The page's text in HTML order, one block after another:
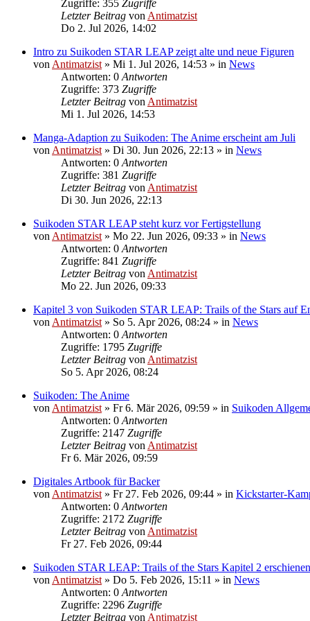
Zugriffe: 355 Zugriffe
Letzter Beitrag von Antimatzist
Do 2. Jul 2026, 14:02
Intro zu Suikoden STAR LEAP zeigt alte und neue Figuren
von Antimatzist » Mi 1. Jul 2026, 14:53 » in News
Antworten: 0 Antworten
Zugriffe: 373 Zugriffe
Letzter Beitrag von Antimatzist
Mi 1. Jul 2026, 14:53
Manga-Adaption zu Suikoden: The Anime erscheint am Juli
von Antimatzist » Di 30. Jun 2026, 22:13 » in News
Antworten: 0 Antworten
Zugriffe: 381 Zugriffe
Letzter Beitrag von Antimatzist
Di 30. Jun 2026, 22:13
Suikoden STAR LEAP steht kurz vor Fertigstellung
von Antimatzist » Mo 22. Jun 2026, 09:33 » in News
Antworten: 0 Antworten
Zugriffe: 841 Zugriffe
Letzter Beitrag von Antimatzist
Mo 22. Jun 2026, 09:33
Kapitel 3 von Suikoden STAR LEAP: Trails of the Stars auf
von Antimatzist » So 5. Apr 2026, 08:24 » in News
Antworten: 0 Antworten
Zugriffe: 1795 Zugriffe
Letzter Beitrag von Antimatzist
So 5. Apr 2026, 08:24
Suikoden: The Anime
von Antimatzist » Fr 6. Mär 2026, 09:59 » in Suikoden
Antworten: 0 Antworten
Zugriffe: 2147 Zugriffe
Letzter Beitrag von Antimatzist
Fr 6. Mär 2026, 09:59
Digitales Artbook für Backer
von Antimatzist » Fr 27. Feb 2026, 09:44 » in Kickstarter-
Antworten: 0 Antworten
Zugriffe: 2172 Zugriffe
Letzter Beitrag von Antimatzist
Fr 27. Feb 2026, 09:44
Suikoden STAR LEAP: Trails of the Stars Kapitel 2
von Antimatzist » Do 5. Feb 2026, 15:11 » in News
Antworten: 0 Antworten
Zugriffe: 2296 Zugriffe
Letzter Beitrag von Antimatzist